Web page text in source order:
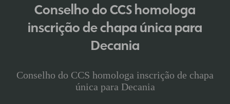
Conselho do CCS homologa
inscrição de chapa única para
Decania
Conselho do CCS homologa inscrição de chapa
única para Decania